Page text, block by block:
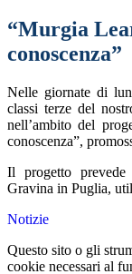
“Murgia
conoscenza”
Nelle giornate di
classi terze del
nell’ambito del
conoscenza”,
Il progetto
Gravina in Puglia,
Notizie
Questo sito o gli
cookie necessari al